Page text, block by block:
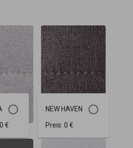
0 €
NEW HAVEN
Preis: 0 €